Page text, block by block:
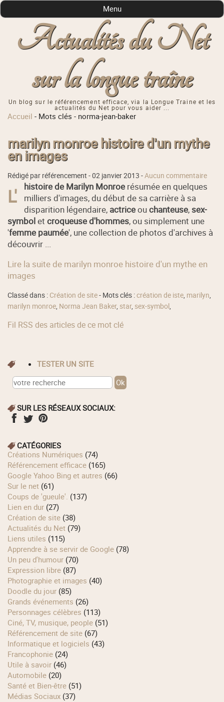
Actualités du Net
sur la longue traîne
Un blog sur le référencement efficace, via la Longue Traine et les
actualités du Net pour vous aider ...
Menu
Accueil - Mots clés - norma-jean-baker
marilyn monroe histoire d'un mythe
en images
Rédigé par référencement -02 janvier 2013 -Aucun commentaire
L' histoire de Marilyn Monroe résumée en quelques
milliers d'images, du début de sa carrière à sa
disparition légendaire, actriceouchanteuse, sex-
symboletcroqueuse d'hommes, ou simplement une
'femme paumée', une collection de photos d'archives à
découvrir ...
Lire la suite de marilyn monroe histoire d'un mythe en
images
Classé dans : Création de site- Mots clés :création de iste, marilyn,
marilyn monroe, Norma Jean Baker, star, sex-symbol ,
Fil RSS des articles de ce mot clé
TESTER UN SITE
SUR LES RÉSEAUX SOCIAUX:
CATÉGORIES
Créations Numériques (74)
Référencement efficace (165)
Google Yahoo Bing et autres (66)
Sur le net (61)
Coups de 'gueule'. (137)
Lien en dur (27)
Création de site (38)
Actualités du Net (79)
Liens utiles (115)
Apprendre à se servir de Google (78)
Un peu d'humour (70)
Expression libre (87)
Photographie et images (40)
Doodle du jour (85)
Grands événements (26)
Personnages célèbres (113)
Ciné, TV, musique, people (51)
Référencement de site (67)
Informatique et logiciels (43)
Francophonie (24)
Utile à savoir (46)
Automobile (20)
Santé et Bien-être (51)
Médias Sociaux (37)